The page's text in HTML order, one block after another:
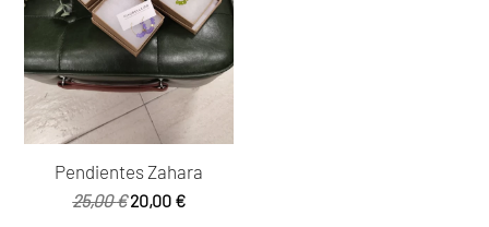
Pendientes Zahara
25,00€El
20,00 €El